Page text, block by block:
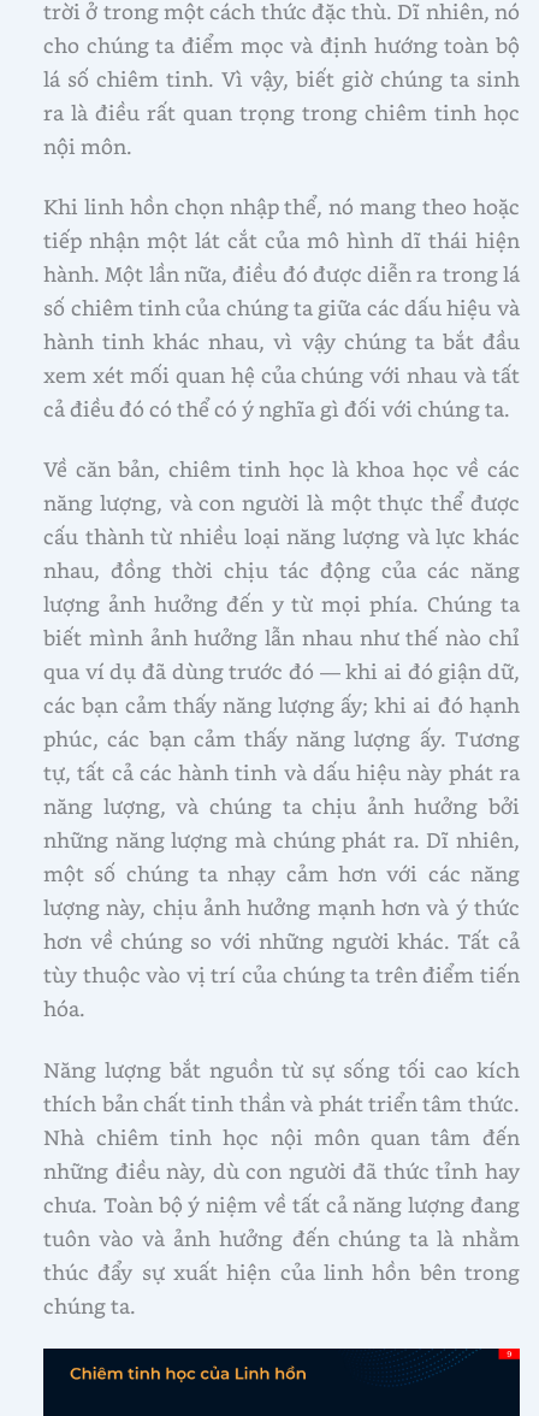
trời ở trong một cách thức đặc thù. Dĩ nhiên, nó
cho chúng ta điểm mọc và định hướng toàn bộ
lá số chiêm tinh. Vì vậy, biết giờ chúng ta sinh
ra là điều rất quan trọng trong chiêm tinh học
nội môn.
Khi linh hồn chọn nhập thể, nó mang theo hoặc
tiếp nhận một lát cắt của mô hình dĩ thái hiện
hành. Một lần nữa, điều đó được diễn ra trong lá
số chiêm tinh của chúng ta giữa các dấu hiệu và
hành tinh khác nhau, vì vậy chúng ta bắt đầu
xem xét mối quan hệ của chúng với nhau và tất
cả điều đó có thể có ý nghĩa gì đối với chúng ta.
Về căn bản, chiêm tinh học là khoa học về các
năng lượng, và con người là một thực thể được
cấu thành từ nhiều loại năng lượng và lực khác
nhau, đồng thời chịu tác động của các năng
lượng ảnh hưởng đến y từ mọi phía. Chúng ta
biết mình ảnh hưởng lẫn nhau như thế nào chỉ
qua ví dụ đã dùng trước đó — khi ai đó giận dữ,
các bạn cảm thấy năng lượng ấy; khi ai đó hạnh
phúc, các bạn cảm thấy năng lượng ấy. Tương
tự, tất cả các hành tinh và dấu hiệu này phát ra
năng lượng, và chúng ta chịu ảnh hưởng bởi
những năng lượng mà chúng phát ra. Dĩ nhiên,
một số chúng ta nhạy cảm hơn với các năng
lượng này, chịu ảnh hưởng mạnh hơn và ý thức
hơn về chúng so với những người khác. Tất cả
tùy thuộc vào vị trí của chúng ta trên điểm tiến
hóa.
Năng lượng bắt nguồn từ sự sống tối cao kích
thích bản chất tinh thần và phát triển tâm thức.
Nhà chiêm tinh học nội môn quan tâm đến
những điều này, dù con người đã thức tỉnh hay
chưa. Toàn bộ ý niệm về tất cả năng lượng đang
tuôn vào và ảnh hưởng đến chúng ta là nhằm
thúc đẩy sự xuất hiện của linh hồn bên trong
chúng ta.